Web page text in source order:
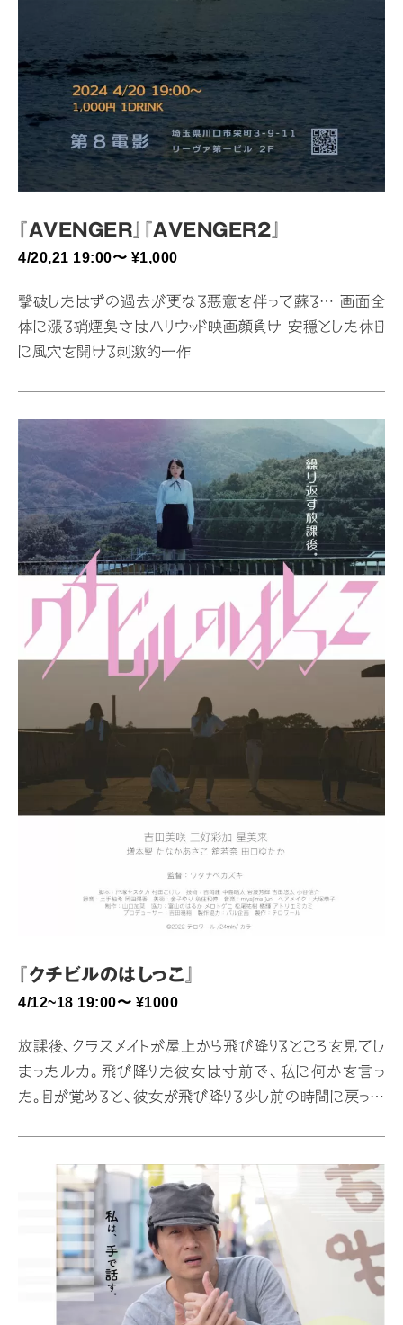
『AVENGER』『AVENGER2』
4/20,21 19:00〜 ¥1,000
撃破したはずの過去が更なる悪意を伴って蘇る… 画面全
体に漲る硝煙臭さはハリウッド映画顔負け 安穏とした休日
に風穴を開ける刺激的一作
『クチビルのはしっこ』
4/12~18 19:00〜 ¥1000
放課後、クラスメイトが屋上から飛び降りるところを見てし
まったルカ。飛び降りた彼女は寸前で、私に何かを言っ
た。目が覚めると、彼女が飛び降りる少し前の時間に戻って